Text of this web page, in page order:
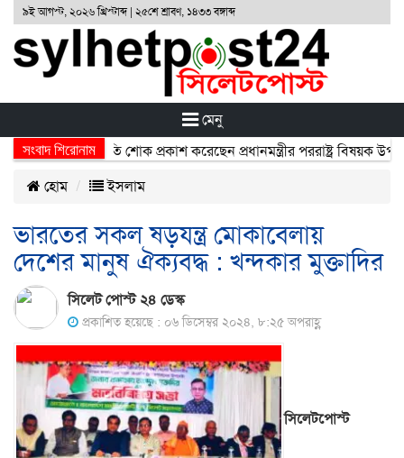
৯ই আগস্ট, ২০২৬ খ্রিস্টাব্দ | ২৫শে শ্রাবণ, ১৪৩৩ বঙ্গাব্দ
মেনু
সংবাদ শিরোনাম
নিহতদের প্রতি শোক প্রকাশ করেছেন প্রধানমন্ত্রীর পররাষ্ট্র বিষয়ক
হোম
ইসলাম
ভারতের সকল ষড়যন্ত্র মোকাবেলায়
দেশের মানুষ ঐক্যবদ্ধ : খন্দকার মুক্তাদির
সিলেট পোস্ট ২৪ ডেস্ক
প্রকাশিত হয়েছে : ০৬ ডিসেম্বর ২০২৪, ৮:২৫ অপরাহ্ণ
সিলেটপোস্ট